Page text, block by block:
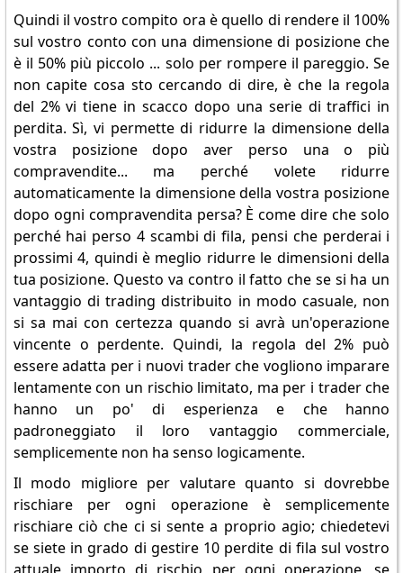
Quindi il vostro compito ora è quello di rendere il 100%
sul vostro conto con una dimensione di posizione che
è il 50% più piccolo ... solo per rompere il pareggio. Se
non capite cosa sto cercando di dire, è che la regola
del 2% vi tiene in scacco dopo una serie di traffici in
perdita. Sì, vi permette di ridurre la dimensione della
vostra posizione dopo aver perso una o più
compravendite... ma perché volete ridurre
automaticamente la dimensione della vostra posizione
dopo ogni compravendita persa? È come dire che solo
perché hai perso 4 scambi di fila, pensi che perderai i
prossimi 4, quindi è meglio ridurre le dimensioni della
tua posizione. Questo va contro il fatto che se si ha un
vantaggio di trading distribuito in modo casuale, non
si sa mai con certezza quando si avrà un'operazione
vincente o perdente. Quindi, la regola del 2% può
essere adatta per i nuovi trader che vogliono imparare
lentamente con un rischio limitato, ma per i trader che
hanno un po' di esperienza e che hanno
padroneggiato il loro vantaggio commerciale,
semplicemente non ha senso logicamente.
Il modo migliore per valutare quanto si dovrebbe
rischiare per ogni operazione è semplicemente
rischiare ciò che ci si sente a proprio agio; chiedetevi
se siete in grado di gestire 10 perdite di fila sul vostro